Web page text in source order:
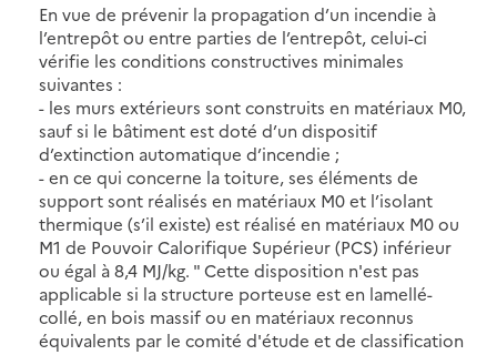
En vue de prévenir la propagation d’un incendie à
l’entrepôt ou entre parties de l’entrepôt, celui-ci
vérifie les conditions constructives minimales
suivantes :
- les murs extérieurs sont construits en matériaux M0,
sauf si le bâtiment est doté d’un dispositif
d’extinction automatique d’incendie ;
- en ce qui concerne la toiture, ses éléments de
support sont réalisés en matériaux M0 et l’isolant
thermique (s’il existe) est réalisé en matériaux M0 ou
M1 de Pouvoir Calorifique Supérieur (PCS) inférieur
ou égal à 8,4 MJ/kg. " Cette disposition n'est pas
applicable si la structure porteuse est en lamellé-
collé, en bois massif ou en matériaux reconnus
équivalents par le comité d'étude et de classification